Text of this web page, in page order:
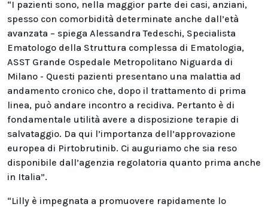
“I pazienti sono, nella maggior parte dei casi, anziani,
spesso con comorbidità determinate anche dall’età
avanzata – spiega Alessandra Tedeschi, Specialista
Ematologo della Struttura complessa di Ematologia,
ASST Grande Ospedale Metropolitano Niguarda di
Milano - Questi pazienti presentano una malattia ad
andamento cronico che, dopo il trattamento di prima
linea, può andare incontro a recidiva. Pertanto è di
fondamentale utilità avere a disposizione terapie di
salvataggio. Da qui l’importanza dell’approvazione
europea di Pirtobrutinib. Ci auguriamo che sia reso
disponibile dall’agenzia regolatoria quanto prima anche
in Italia”.
“Lilly è impegnata a promuovere rapidamente lo